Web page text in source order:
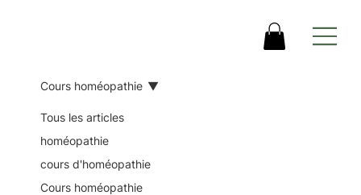
Tous les articles
homéopathie
cours d'homéopathie
Cours homéopathie
Cours homéopathie